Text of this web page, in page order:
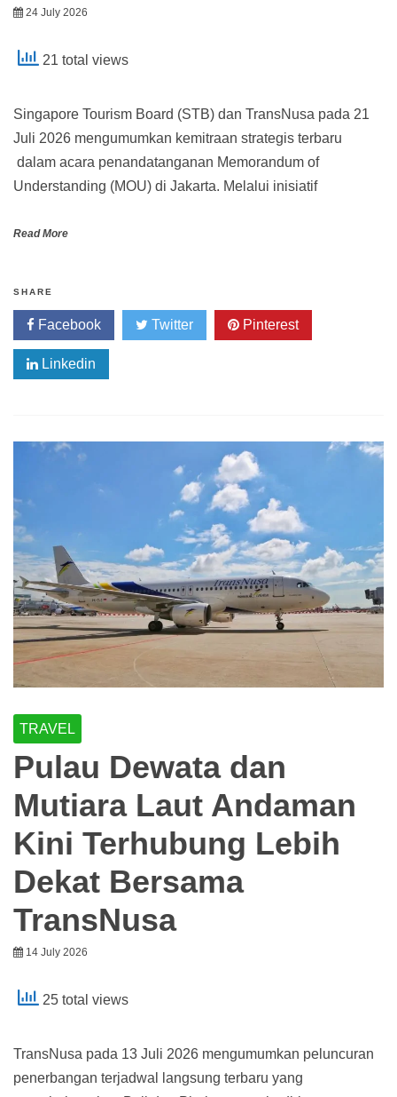
24 July 2026
21 total views
Singapore Tourism Board (STB) dan TransNusa pada 21
Juli 2026 mengumumkan kemitraan strategis terbaru
dalam acara penandatanganan Memorandum of
Understanding (MOU) di Jakarta. Melalui inisiatif
Read More
SHARE
Facebook Twitter Pinterest
Linkedin
TRAVEL
Pulau Dewata dan
Mutiara Laut Andaman
Kini Terhubung Lebih
Dekat Bersama
TransNusa
14 July 2026
25 total views
TransNusa pada 13 Juli 2026 mengumumkan peluncuran
penerbangan terjadwal langsung terbaru yang